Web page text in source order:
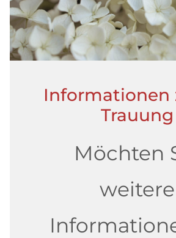
Informationen
Trauung
Möchten
weitere